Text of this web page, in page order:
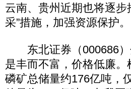
云南、贵州近期也将逐
采”措施，加强资源保护。
东北证券（000686）
是丰而不富，价格低廉
磷矿总储量约176亿吨，